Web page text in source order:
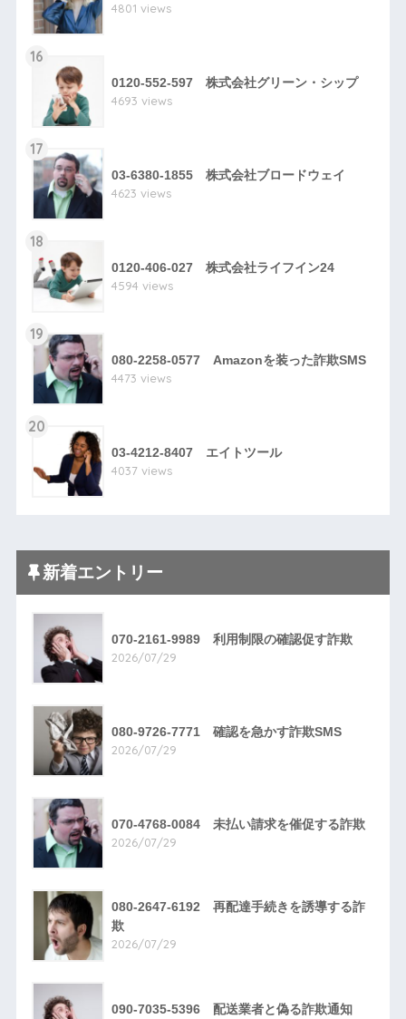
4801 views
16
0120-552-597 株式会社グリーン・シップ
4693 views
17
03-6380-1855 株式会社ブロードウェイ
4623 views
18
0120-406-027 株式会社ライフイン24
4594 views
19
080-2258-0577 Amazonを装った詐欺SMS
4473 views
20
03-4212-8407 エイトツール
4037 views
新着エントリー
070-2161-9989 利用制限の確認促す詐欺
2026/07/29
080-9726-7771 確認を急かす詐欺SMS
2026/07/29
070-4768-0084 未払い請求を催促する詐欺
2026/07/29
080-2647-6192 再配達手続きを誘導する詐
欺
2026/07/29
090-7035-5396 配送業者と偽る詐欺通知